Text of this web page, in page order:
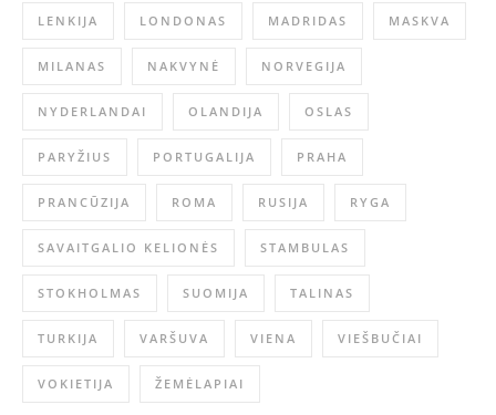
LENKIJA LONDONAS MADRIDAS MASKVA
MILANAS NAKVYNĖ NORVEGIJA
NYDERLANDAI OLANDIJA OSLAS
PARYŽIUS PORTUGALIJA PRAHA
PRANCŪZIJA ROMA RUSIJA RYGA
SAVAITGALIO KELIONĖS STAMBULAS
STOKHOLMAS SUOMIJA TALINAS
TURKIJA VARŠUVA VIENA VIEŠBUČIAI
VOKIETIJA ŽEMĖLAPIAI